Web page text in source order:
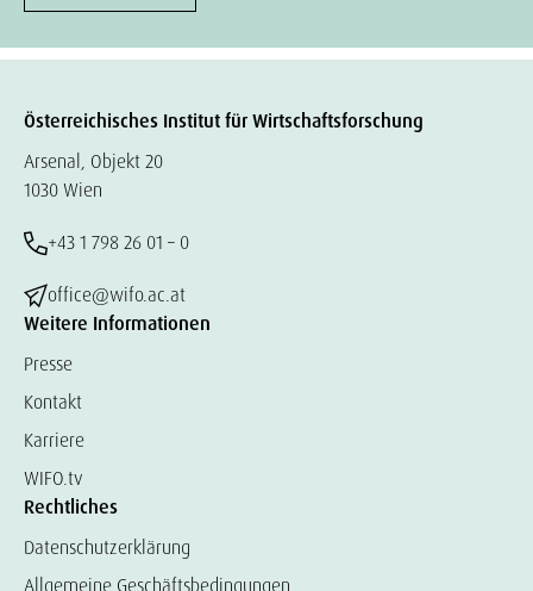
Österreichisches Institut für Wirtschaftsforschung
Arsenal, Objekt 20
1030 Wien
+43 1 798 26 01 – 0
office@wifo.ac.at
Weitere Informationen
Presse
Kontakt
Karriere
WIFO.tv
Rechtliches
Datenschutzerklärung
Allgemeine Geschäftsbedingungen